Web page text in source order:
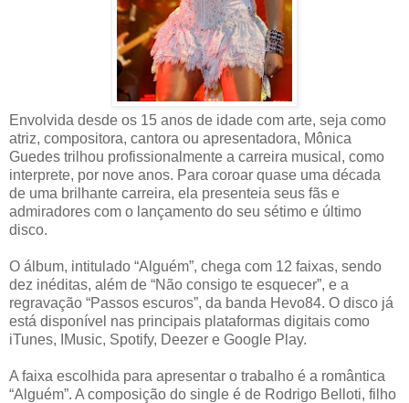
Envolvida desde os 15 anos de idade com arte, seja como
atriz, compositora, cantora ou apresentadora, Mônica
Guedes trilhou profissionalmente a carreira musical, como
interprete, por nove anos. Para coroar quase uma década
de uma brilhante carreira, ela presenteia seus fãs e
admiradores com o lançamento do seu sétimo e último
disco.
O álbum, intitulado “Alguém”, chega com 12 faixas, sendo
dez inéditas, além de “Não consigo te esquecer”, e a
regravação “Passos escuros”, da banda Hevo84. O disco já
está disponível nas principais plataformas digitais como
iTunes, IMusic, Spotify, Deezer e Google Play.
A faixa escolhida para apresentar o trabalho é a romântica
“Alguém”. A composição do single é de Rodrigo Belloti, filho